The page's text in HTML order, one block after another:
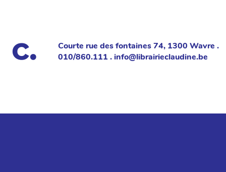
Courte rue des fontaines 74, 1300 Wavre .
010/860.111 . info@librairieclaudine.be